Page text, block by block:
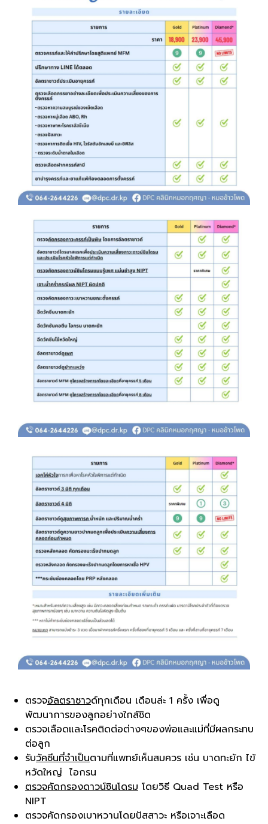
ตรวจอัลตราซาวด์ทุกเดือน เดือนล่ะ 1 ครั้ง เพื่อดู
พัฒนาการของลูกอย่างใกล้ชิด
ตรวจเลือดและโรคติดต่อต่างๆของพ่อและแม่ที่มีผลกระทบ
ต่อลูก
รับวัคซีนที่จำเป็นตามที่แพทย์เห็นสมควร เช่น บาดทะยัก ไข้
หวัดใหญ่ ไอกรน
ตรวจคัดกรองดาวน์ซินโดรม โดยวิธี Quad Test หรือ
NIPT
ตรวจคัดกรองเบาหวานโดยปัสสาวะ หรือเจาะเลือด